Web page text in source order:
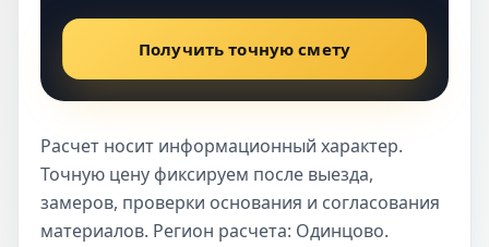
Получить точную смету
Расчет носит информационный характер.
Точную цену фиксируем после выезда,
замеров, проверки основания и согласования
материалов. Регион расчета: Одинцово.